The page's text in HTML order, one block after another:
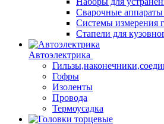
Сварочные
Системы измерения
Стапели для
Автоэлектрика
Гофры
Изоленты
Провода
Термоусадка